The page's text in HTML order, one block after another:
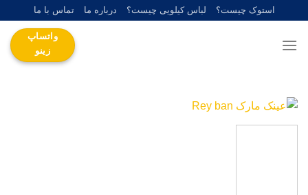
content
استوک چیست؟ لباس کیلویی چیست؟ درباره ما تماس با ما
واتساپ
زینو